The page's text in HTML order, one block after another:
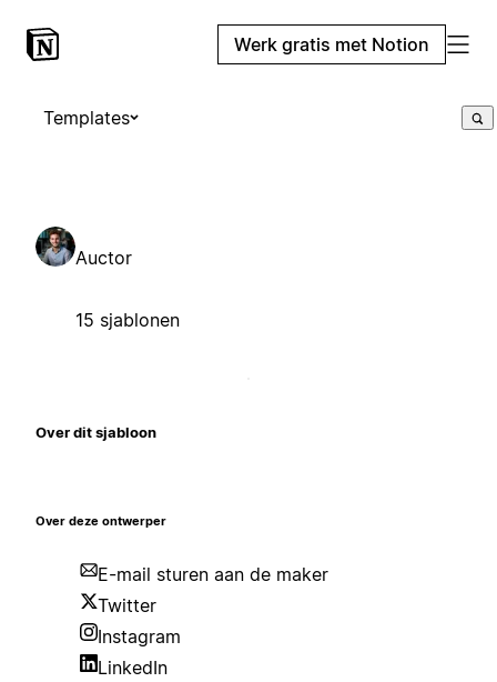
Werk gratis met Notion
Templates
Auctor
15 sjablonen
Over dit sjabloon
Over deze ontwerper
E-mail sturen aan de maker
Twitter
Instagram
LinkedIn